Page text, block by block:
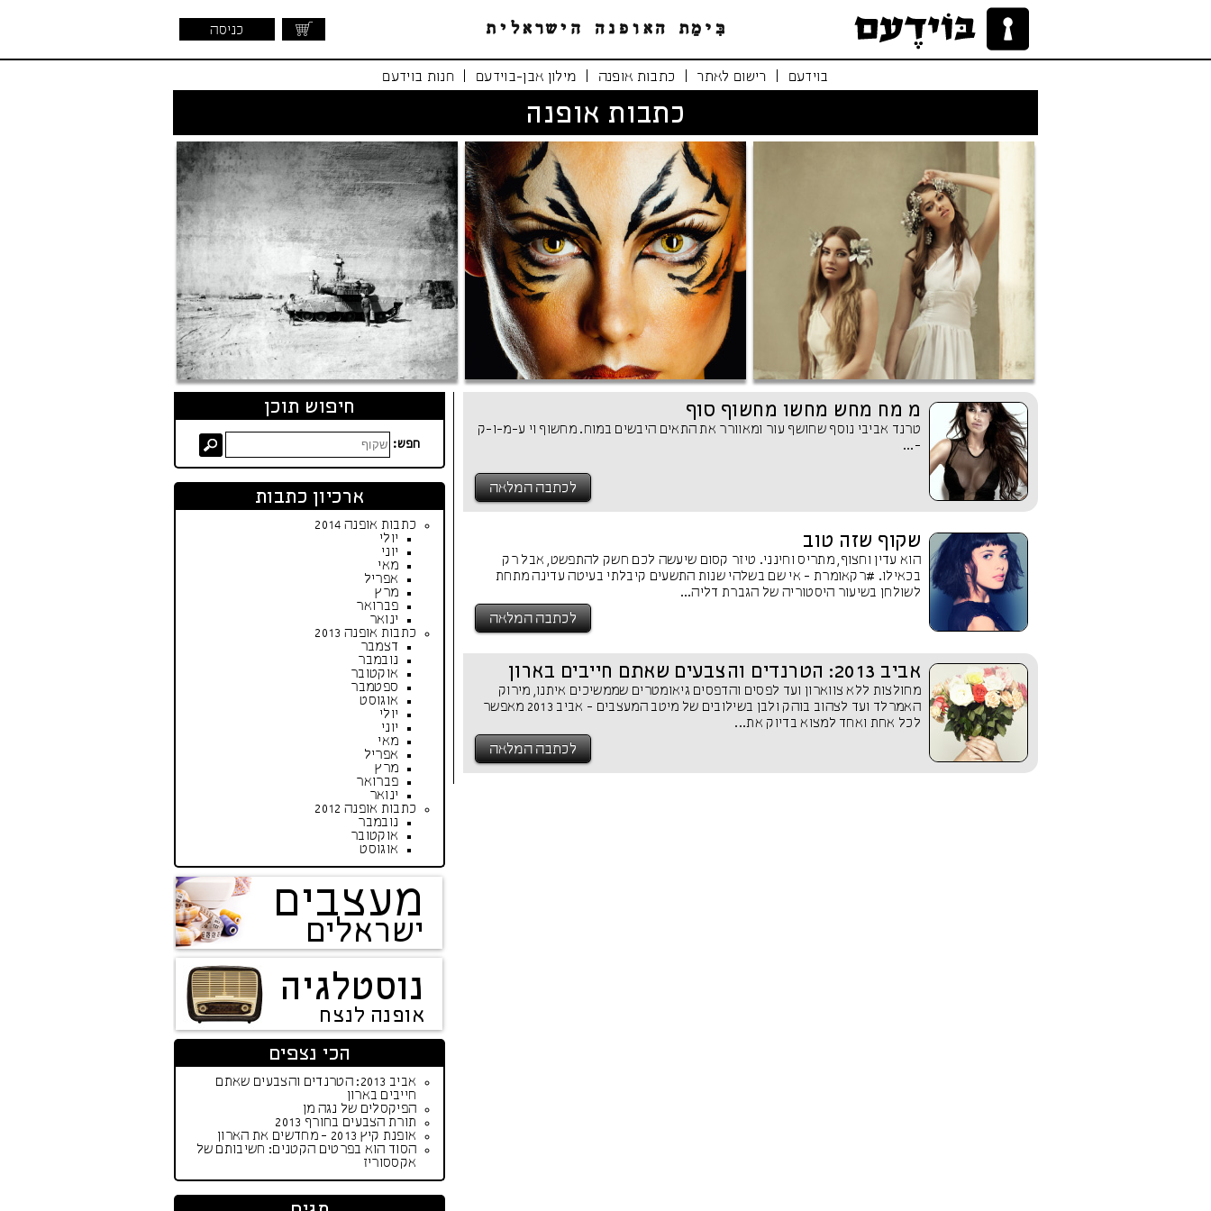
כניסה
בוידעם רישום לאתר כתבות אופנה מילון אבן-בוידעם חנות בוידעם
כתבות אופנה
לו הייתי אפרודיטי
מ מח מחש מחשו מחשוף סוף
טרנד אביבי נוסף שחושף עור ומאוורר את התאים היבשים במוח. מחשוף וי ע-מ-ו-ק
-...
לכתבה המלאה
שקוף שזה טוב
הוא עדין וחצוף, מתריס וחינני. טיזר קסום שיעשה לכם חשק להתפשט, אבל רק
בכאילו. #רקאומרת - אי שם בשלהי שנות התשעים קיבלתי בעיטה עדינה מתחת
לשולחן בשיעור היסטוריה של הגברת דליה...
לכתבה המלאה
אביב 2013: הטרנדים והצבעים שאתם חייבים בארון
מחולצות ללא צווארון ועד לפסים והדפסים גיאומטרים שממשיכים איתנו, מירוק
האמרלד ועד לצהוב בוהק ולבן בשילובים של מיטב המעצבים - אביב 2013 מאפשר
לכל אחת ואחד למצוא בדיוק את...
לכתבה המלאה
חיפוש תוכן
חפש:
ארכיון כתבות
כתבות אופנה 2014
יולי
יוני
מאי
אפריל
מרץ
פברואר
ינואר
כתבות אופנה 2013
דצמבר
נובמבר
אוקטובר
ספטמבר
אוגוסט
יולי
יוני
מאי
אפריל
מרץ
פברואר
ינואר
כתבות אופנה 2012
נובמבר
אוקטובר
אוגוסט
מעצבים
ישראלים
נוסטלגיה
אופנה לנצח
הכי נצפים
אביב 2013: הטרנדים והצבעים שאתם
חייבים בארון
הפיקסלים של נגה מן
תורת הצבעים בחורף 2013
אופנת קיץ 2013 - מחדשים את הארון
הסוד הוא בפרטים הקטנים: חשיבותם של
אקססוריז